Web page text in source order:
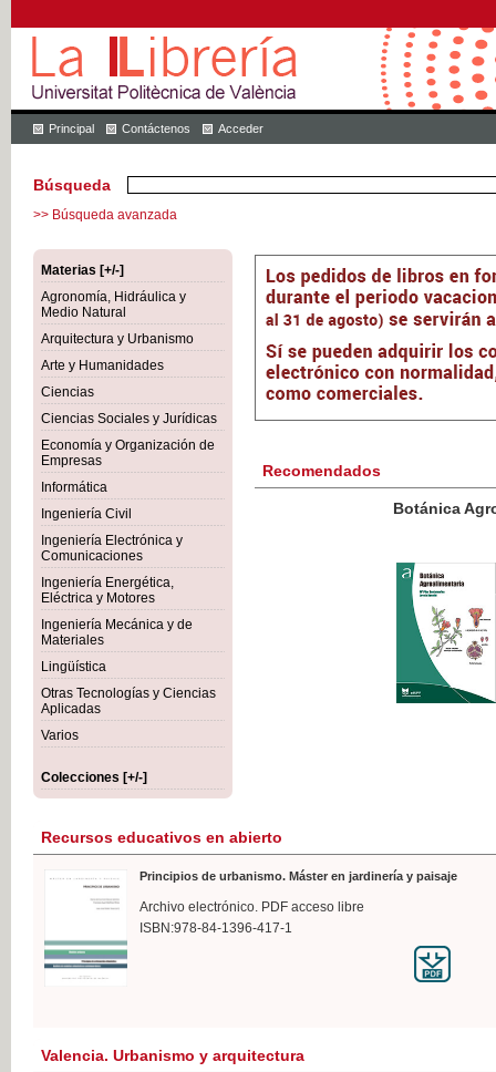
Principal Contáctenos Acceder
Búsqueda
>> Búsqueda avanzada
Materias [+/-]
Agronomía, Hidráulica y
Medio Natural
Arquitectura y Urbanismo
Arte y Humanidades
Ciencias
Ciencias Sociales y Jurídicas
Economía y Organización de
Empresas
Informática
Ingeniería Civil
Ingeniería Electrónica y
Comunicaciones
Ingeniería Energética,
Eléctrica y Motores
Ingeniería Mecánica y de
Materiales
Lingüística
Otras Tecnologías y Ciencias
Aplicadas
Varios
Colecciones [+/-]
Recomendados
Botánica Agroalimentaria
IVA
Recursos educativos en abierto
Principios de urbanismo. Máster en jardinería y paisaje
Archivo electrónico. PDF acceso libre
ISBN:978-84-1396-417-1
Valencia. Urbanismo y arquitectura